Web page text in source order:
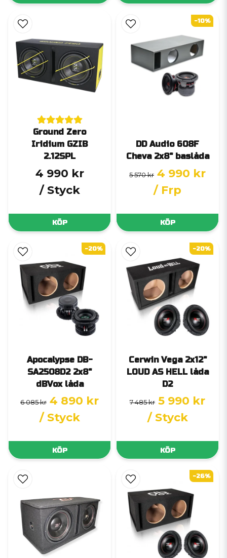
Ground Zero
Iridium GZIB
2.12SPL
4 990 kr
/ Styck
KÖP
DD Audio 608F
Cheva 2x8" baslåda
5 570 kr 4 990 kr
/ Frp
KÖP
-10%
Apocalypse DB-
SA2508D2 2x8"
dBVox låda
6 085 kr 4 890 kr
/ Styck
KÖP
-20%
Cerwin Vega 2x12"
LOUD AS HELL låda
D2
7 485 kr 5 990 kr
/ Styck
KÖP
-20%
-26%